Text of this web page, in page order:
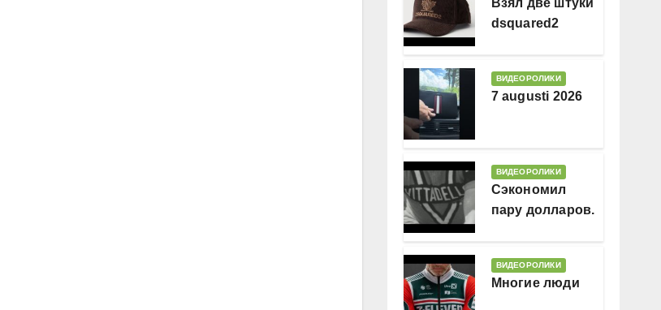
Взял две штуки
dsquared2
ВИДЕОРОЛИКИ
7 augusti 2026
ВИДЕОРОЛИКИ
Сэкономил
пару долларов.
ВИДЕОРОЛИКИ
Многие люди